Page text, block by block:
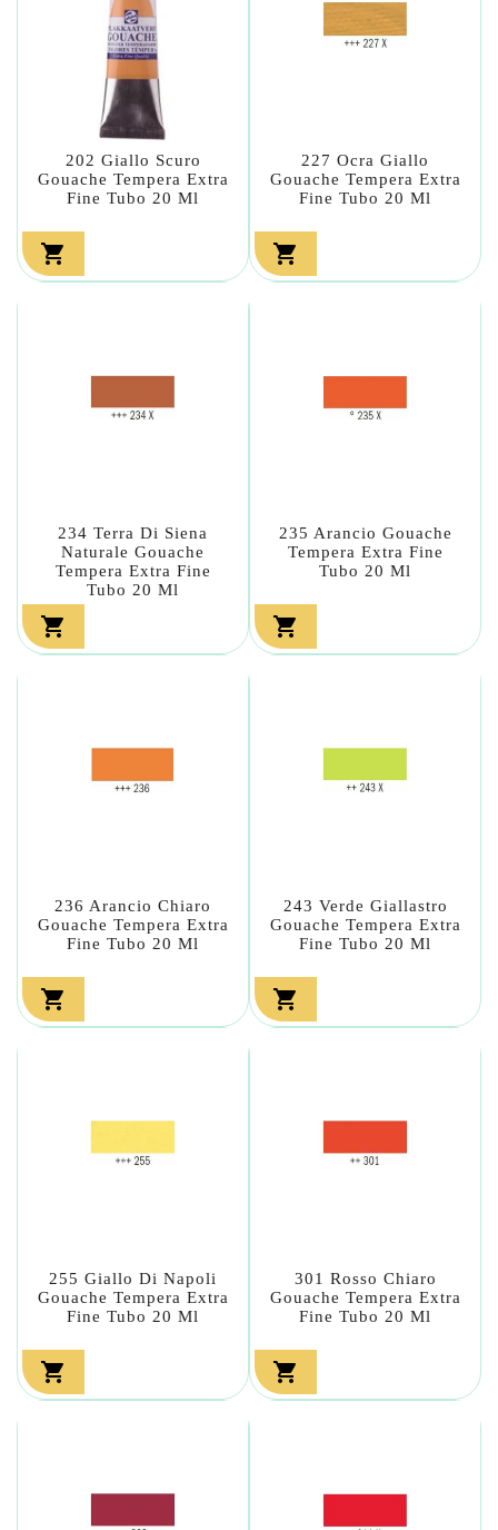
202 Giallo Scuro
Gouache Tempera Extra
Fine Tubo 20 Ml

227 Ocra Giallo
Gouache Tempera Extra
Fine Tubo 20 Ml

234 Terra Di Siena
Naturale Gouache
Tempera Extra Fine
Tubo 20 Ml

235 Arancio Gouache
Tempera Extra Fine
Tubo 20 Ml

236 Arancio Chiaro
Gouache Tempera Extra
Fine Tubo 20 Ml

243 Verde Giallastro
Gouache Tempera Extra
Fine Tubo 20 Ml

255 Giallo Di Napoli
Gouache Tempera Extra
Fine Tubo 20 Ml

301 Rosso Chiaro
Gouache Tempera Extra
Fine Tubo 20 Ml
